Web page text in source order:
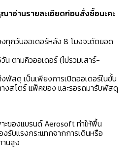
อ่านรายละเอียดก่อนสั่งซื้อนะคะ️
กวันออเดอร์หลัง 8 โมงจะตัดยอด
น ตามคิวออเดอร์ (ไม่รวมเสาร์-
พัสดุ เป็นเพียงการเปิดออเดอร์ในขั้น
งสโตร์ แพ็คของ และรอรถมารับพัสดุ
ของแบรนด์ Aerosoft ทำให้พื้น
รับแรงกระแทกจากการเดินหรือ
านสูง